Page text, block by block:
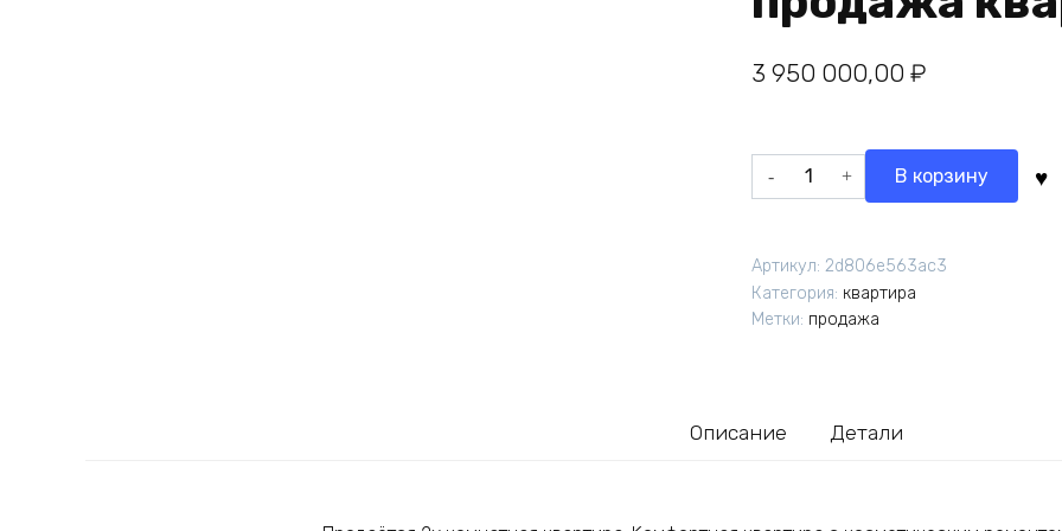
3 950 000,00₽
В корзину
Артикул:2d806e563ac3
Категория: квартира
Метки: продажа
Описание Детали